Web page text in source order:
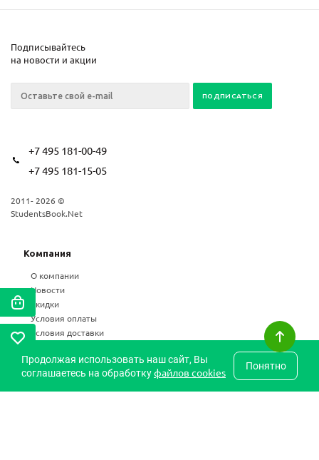
Подписывайтесь
на новости и акции
+7 495 181-00-49
+7 495 181-15-05
2011- 2026 ©
StudentsBook.Net
Компания
О компании
Новости
Скидки
Условия оплаты
Условия доставки
Статьи
Частые вопросы
Карта сайта
Продолжая использовать наш сайт, Вы
соглашаетесь на обработкуфайлов cookies Понятно